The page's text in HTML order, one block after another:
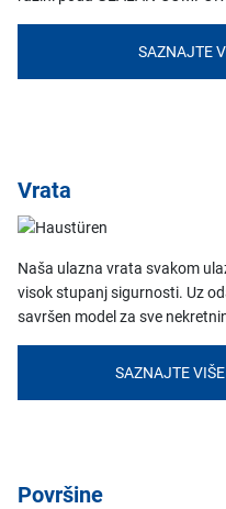
SAZNAJTE
Vrata
Naša ulazna vrata svakom
visok stupanj sigurnosti. Uz
savršen model za sve
SAZNAJTE
Površine